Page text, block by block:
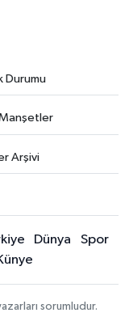
Durumu
Arşivi
Dünya
Spor
sorumludur.